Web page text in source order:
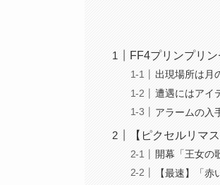
FF4プリンプリ
出現場所は月
遭遇にはアイ
アラームの入
【ピクセルリマ
開幕「王女の
【最速】「